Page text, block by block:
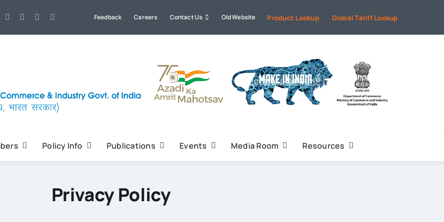
Feedback Careers Contact Us Old Website Product Lookup Global Tariff Lookup
Policy Info Publications Events Media Room Resources
Privacy Policy